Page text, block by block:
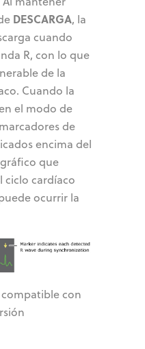
DESCARGA, la
cuando
R, con lo que
de la
Cuando la
el modo de
de
encima del
que
ciclo cardíaco
ocurrir la
compatible con